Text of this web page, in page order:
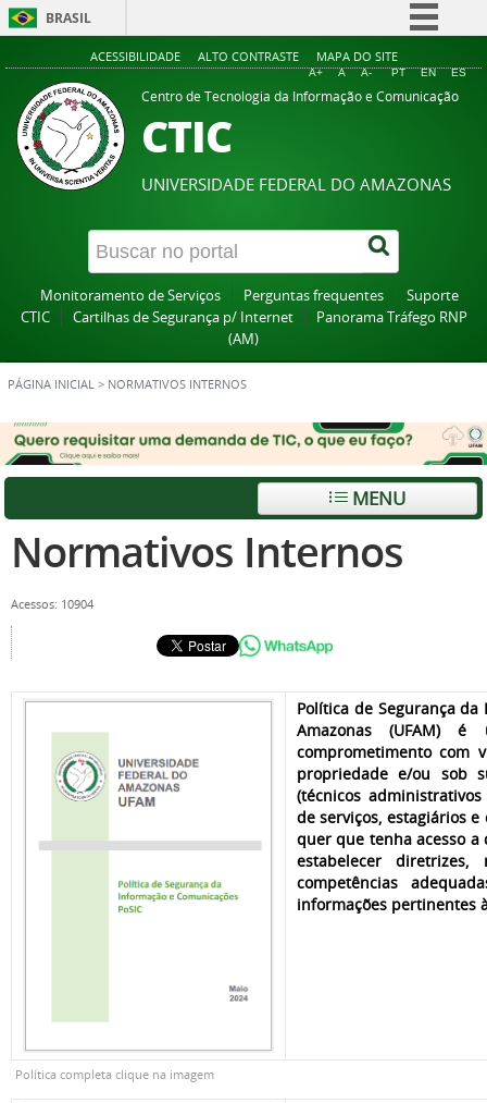
BRASIL
Simplifique!
Comunica BR
Legislação
Canais
ACESSIBILIDADE ALTO CONTRASTE MAPA DO SITE
A+ A A- PT EN ES
Centro de Tecnologia da Informação e Comunicação
CTIC
UNIVERSIDADE FEDERAL DO AMAZONAS
Monitoramento de Serviços Perguntas frequentes
Suporte
CTIC
Cartilhas de Segurança p/ Internet
Panorama Tráfego RNP
(AM)
PÁGINA INICIAL > NORMATIVOS INTERNOS
MENU
Normativos Internos
Acessos: 10904
Política de Segurança da
Amazonas (UFAM)
comprometimento com
propriedade e/ou sob
(técnicos
de serviços, estagiários
quer que tenha acesso a
estabelecer
competências
informações pertinentes
Política completa clique na imagem